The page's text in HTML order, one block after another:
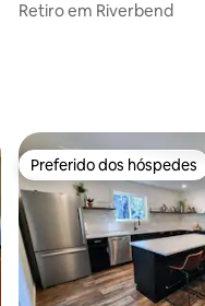
Retiro em Riverbend
Preferido dos hóspedes
Preferido dos hóspedes